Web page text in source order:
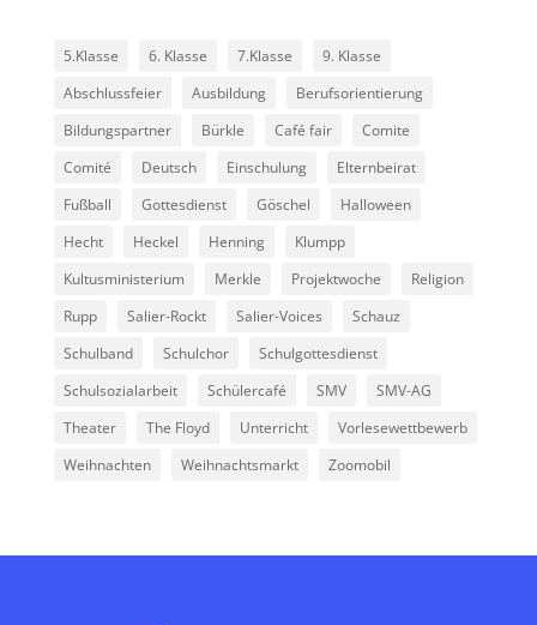
5.Klasse 6. Klasse 7.Klasse
9. Klasse
Abschlussfeier
Ausbildung
Berufsorientierung
Bildungspartner
Bürkle Café fair
Comite
Comité
Deutsch Einschulung
Elternbeirat
Fußball
Gottesdienst Göschel
Halloween
Hecht
Heckel Henning
Klumpp
Kultusministerium
Merkle Projektwoche
Religion
Rupp
Salier-Rockt Salier-Voices
Schauz
Schulband
Schulchor
Schulgottesdienst
Schulsozialarbeit
Schülercafé SMV
SMV-AG
Theater
The Floyd Unterricht
Vorlesewettbewerb
Weihnachten
Weihnachtsmarkt Zoomobil